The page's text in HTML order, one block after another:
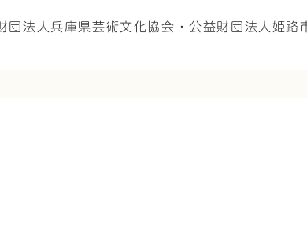
法人兵庫県芸術文化協会・公益財団法人姫路